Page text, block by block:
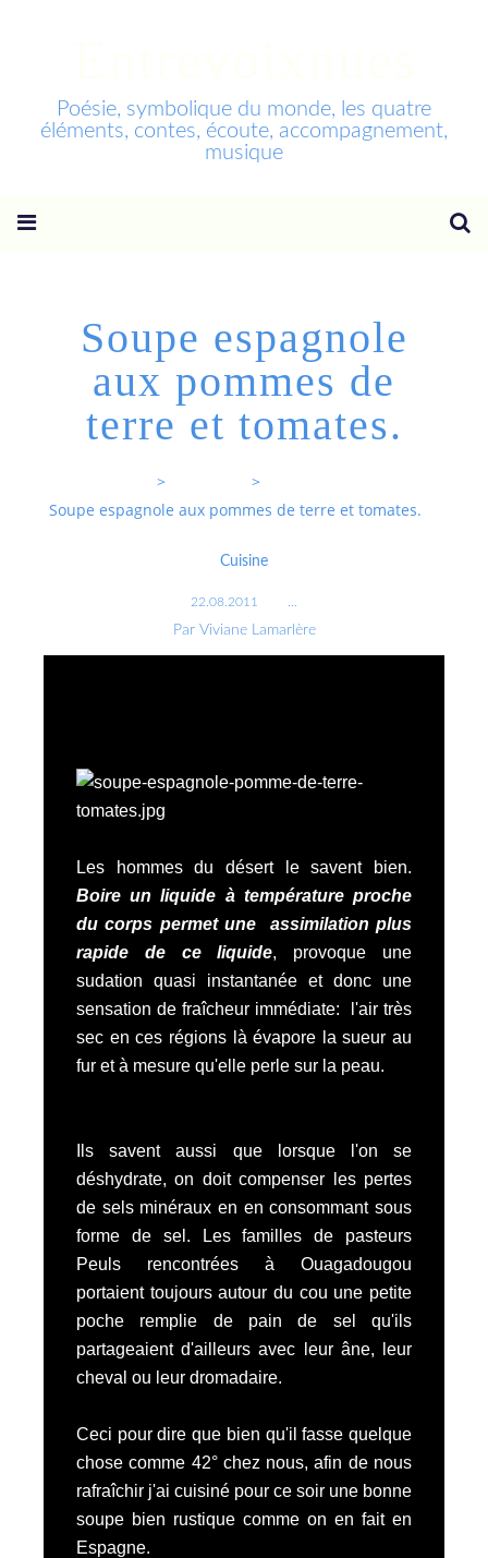
Poésie, symbolique du monde, les quatre
éléments, contes, écoute, accompagnement,
musique
Soupe espagnole
aux pommes de
terre et tomates.
>
>
Soupe espagnole aux pommes de terre et tomates.
Cuisine
22.08.2011
Par Viviane Lamarlère
Les hommes du désert le savent bien.
Boire un liquide à température proche
du corps permet une assimilation plus
rapide de ce liquide, provoque une
sudation quasi instantanée et donc une
sensation de fraîcheur immédiate: l'air très
sec en ces régions là évapore la sueur au
fur et à mesure qu'elle perle sur la peau.
Ils savent aussi que lorsque l'on se
déshydrate, on doit compenser les pertes
de sels minéraux en en consommant sous
forme de sel. Les familles de pasteurs
Peuls rencontrées à Ouagadougou
portaient toujours autour du cou une petite
poche remplie de pain de sel qu'ils
partageaient d'ailleurs avec leur âne, leur
cheval ou leur dromadaire.
Ceci pour dire que bien qu'il fasse quelque
chose comme 42° chez nous, afin de nous
rafraîchir j'ai cuisiné pour ce soir une bonne
soupe bien rustique comme on en fait en
Espagne.